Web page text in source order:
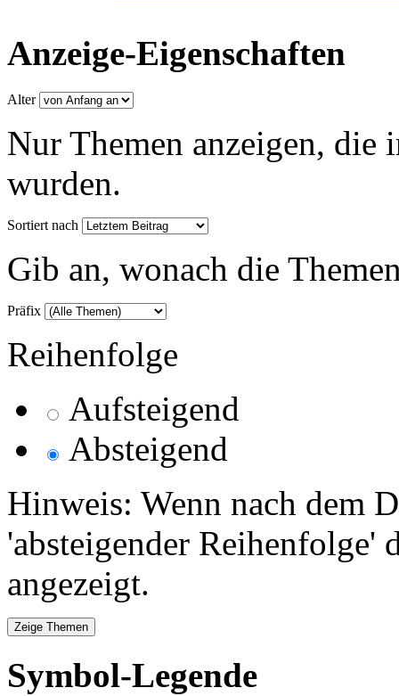
Anzeige-Eigenschaften
Alter
Nur Themen anzeigen, die
wurden.
Sortiert nach
Gib an, wonach die
Präfix
Reihenfolge
Aufsteigend
Absteigend
Hinweis: Wenn nach dem
'absteigender Reihenfolge'
angezeigt.
Symbol-Legende